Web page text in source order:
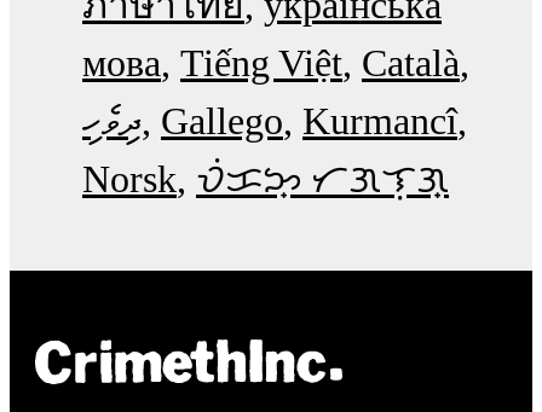
мова Tiếng Việt Català
ދިވެހި Gallego Kurmancî
Norsk ᜏᜒᜃᜅ᜔ ᜆᜄᜎᜓᜄ᜔